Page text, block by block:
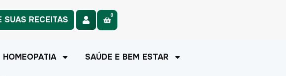
SUAS RECEITAS 0
HOMEOPATIA SAÚDE E BEM ESTAR